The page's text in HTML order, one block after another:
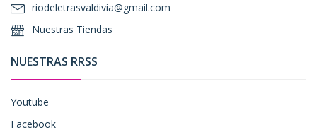
riodeletrasvaldivia@gmail.com
Nuestras Tiendas
NUESTRAS RRSS
Youtube
Facebook